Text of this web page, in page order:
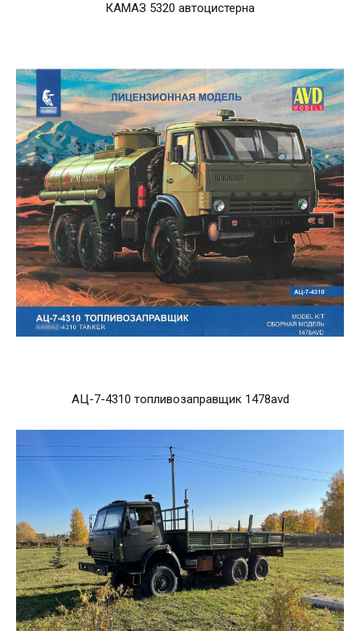
КАМАЗ 5320 автоцистерна
АЦ-7-4310 топливозаправщик 1478avd